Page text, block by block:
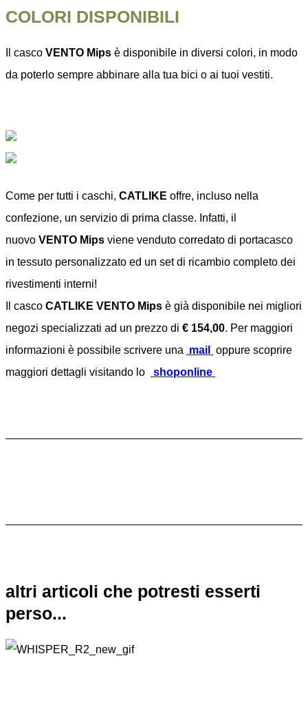
COLORI DISPONIBILI
Il cascoVENTO Mips è disponibile in diversi colori, in modo
da poterlo sempre abbinare alla tua bici o ai tuoi vestiti.
Come per tutti i caschi, CATLIKE offre, incluso nella
confezione, un servizio di prima classe. Infatti, il
nuovo VENTO Mips viene venduto corredato di portacasco
in tessuto personalizzato ed un set di ricambio completo dei
rivestimenti interni!
Il casco CATLIKE VENTO Mips è già disponibile nei migliori
negozi specializzati ad un prezzo di € 154,00. Per maggiori
informazioni è possibile scrivere una mail
oppure scoprire
maggiori dettagli visitando lo
shoponline
altri articoli che potresti esserti
perso...